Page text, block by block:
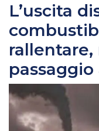
L’uscita
rallentare,